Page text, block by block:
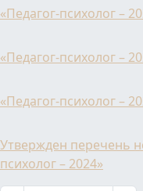
«Педагог-психолог –
«Педагог-психолог –
«Педагог-психолог –
Утвержден перечень
психолог – 2024»